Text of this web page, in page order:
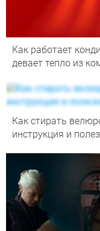
Как работает
девает тепло из
Как стирать
инструкция и